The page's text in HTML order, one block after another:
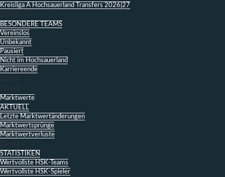
Kreisliga A Hochsauerland Transfers 2026|27
Zurück
BESONDERE TEAMS
Vereinslos
Unbekannt
Pausiert
Nicht im Hochsauerland
Karriereende
Zurück
Zurück
Marktwerte
AKTUELL
Letzte Marktwertänderungen
Marktwertsprünge
Marktwertverluste
Zurück
STATISTIKEN
Wertvollste HSK-Teams
Wertvollste HSK-Spieler